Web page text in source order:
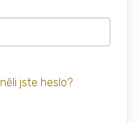
jste heslo?